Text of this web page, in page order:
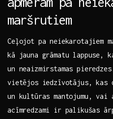
maršrutiem
Ceļojot pa neiekarotajiem
kā jauna‌ grāmatu lappuse,
un neaizmirstamas
vietējos iedzīvotājus, kas
un kultūras mantojumu,
acīmredzami ir palikušas